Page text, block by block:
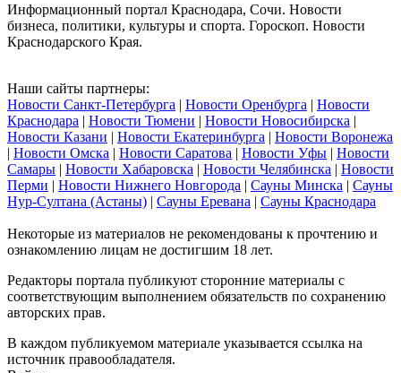
Информационный портал Краснодара, Сочи. Новости
бизнеса, политики, культуры и спорта. Гороскоп. Новости
Краснодарского Края.
Наши сайты партнеры:
Новости Санкт-Петербурга | Новости Оренбурга | Новости
Краснодара | Новости Тюмени | Новости Новосибирска |
Новости Казани | Новости Екатеринбурга | Новости Воронежа
| Новости Омска | Новости Саратова | Новости Уфы | Новости
Самары | Новости Хабаровска | Новости Челябинска | Новости
Перми | Новости Нижнего Новгорода | Сауны Минска | Сауны
Нур-Султана (Астаны) | Сауны Еревана | Сауны Краснодара
Некоторые из материалов не рекомендованы к прочтению и
ознакомлению лицам не достигшим 18 лет.
Редакторы портала публикуют сторонние материалы с
соответствующим выполнением обязательств по сохранению
авторских прав.
В каждом публикуемом материале указывается ссылка на
источник правообладателя.